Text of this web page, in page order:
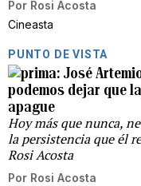
Por Rosi Acosta
Cineasta
PUNTO DE VISTA
José
podemos dejar que
apague
Hoy más que nunca,
la persistencia que él
Rosi Acosta
Por Rosi Acosta